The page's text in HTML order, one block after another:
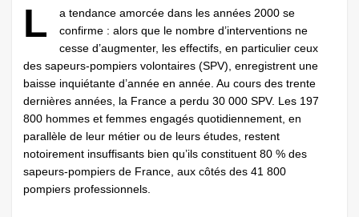
L
a tendance amorcée dans les années 2000 se
confirme : alors que le nombre d’interventions ne
cesse d’augmenter, les effectifs, en particulier ceux
des sapeurs-pompiers volontaires (SPV), enregistrent une
baisse inquiétante d’année en année. Au cours des trente
dernières années, la France a perdu 30 000 SPV. Les 197
800 hommes et femmes engagés quotidiennement, en
parallèle de leur métier ou de leurs études, restent
notoirement insuffisants bien qu’ils constituent 80 % des
sapeurs-pompiers de France, aux côtés des 41 800
pompiers professionnels.